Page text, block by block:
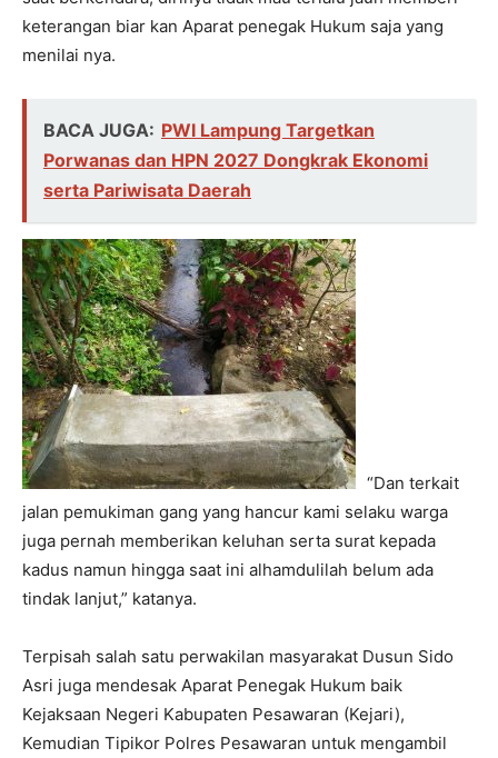
keterangan biar kan Aparat penegak Hukum saja yang
menilai nya.
BACA JUGA: PWI Lampung Targetkan
Porwanas dan HPN 2027 Dongkrak Ekonomi
serta Pariwisata Daerah
“Dan terkait
jalan pemukiman gang yang hancur kami selaku warga
juga pernah memberikan keluhan serta surat kepada
kadus namun hingga saat ini alhamdulilah belum ada
tindak lanjut,” katanya.
Terpisah salah satu perwakilan masyarakat Dusun Sido
Asri juga mendesak Aparat Penegak Hukum baik
Kejaksaan Negeri Kabupaten Pesawaran (Kejari),
Kemudian Tipikor Polres Pesawaran untuk mengambil